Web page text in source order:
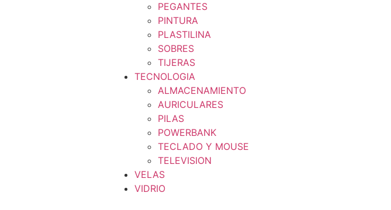
PEGANTES
PINTURA
PLASTILINA
SOBRES
TIJERAS
TECNOLOGIA
ALMACENAMIENTO
AURICULARES
PILAS
POWERBANK
TECLADO Y MOUSE
TELEVISION
VELAS
VIDRIO